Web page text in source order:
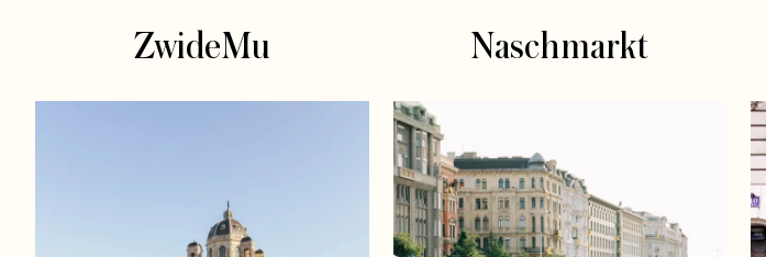
ZwideMu Naschmarkt